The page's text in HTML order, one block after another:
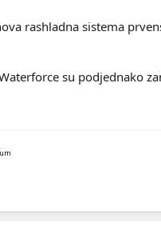
rashladna sistema
su podjednako